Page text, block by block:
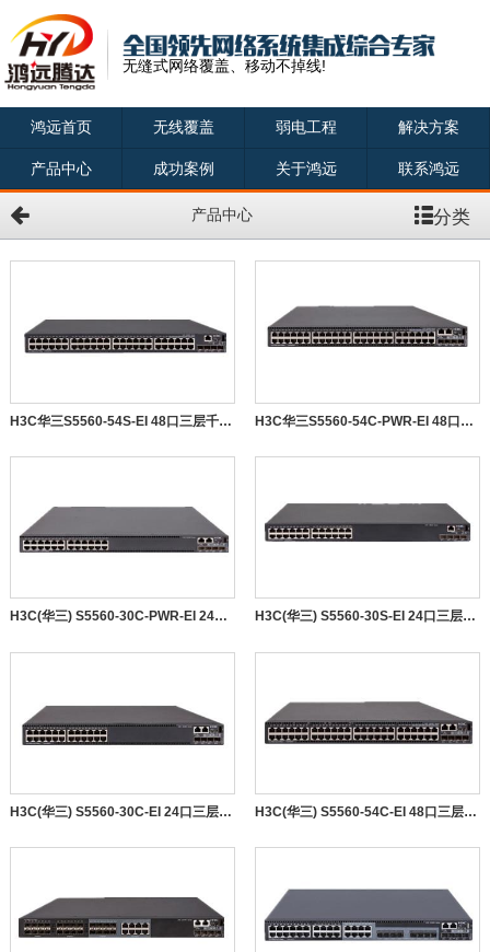
无缝式网络覆盖、移动不掉线!
鸿远首页 无线覆盖 弱电工程 解决方案
产品中心 成功案例 关于鸿远 联系鸿远
产品中心 分类
H3C华三S5560-54S-EI 48口三层千兆+4万兆交换机 H3C华三S5560-54C-PWR-EI 48口三层千兆POE交换机
H3C(华三) S5560-30C-PWR-EI 24口三层千兆POE供电交换机 H3C(华三) S5560-30S-EI 24口三层千兆+4万兆交换机
H3C(华三) S5560-30C-EI 24口三层千兆+4万兆交换机 H3C(华三) S5560-54C-EI 48口三层千兆+4万兆交换机